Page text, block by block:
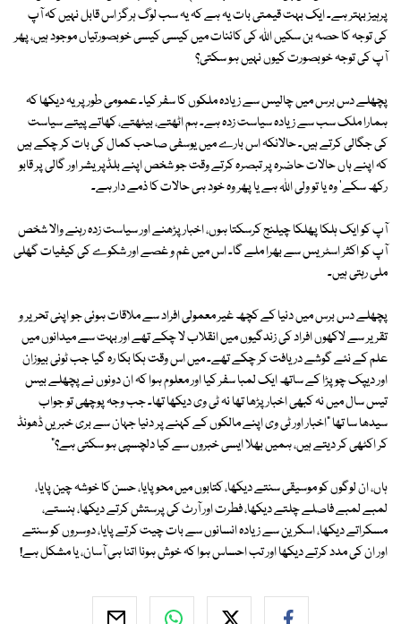
پرہیز بہتر ہے۔ ایک بہت قیمتی بات یہ ہے کہ یہ سب لوگ ہرگز اس قابل نہیں کہ آپ
کی توجہ کا حصہ بن سکیں اللہ کی کائنات میں کیسی کیسی خوبصورتیاں موجود ہیں، پھر
آپ کی توجہ خوبصورت کیوں نہیں ہو سکتی؟
پچھلے دس برس میں چالیس سے زیادہ ملکوں کا سفر کیا۔ عمومی طور پر یہ دیکھا کہ
ہمارا ملک سب سے زیادہ سیاست زدہ ہے۔ ہم اٹھتے، بیٹھتے، کھاتے پیتے سیاست
کی جگالی کرتے ہیں۔ حالانکہ اس بارے میں یوسفی صاحب کمال کی بات کر چکے ہیں
کہ اپنے ہاں حالات حاضرہ پر تبصرہ کرتے وقت جو شخص اپنے بلڈپریشر اور گالی پر قابو
رکھ سکے' وہ یا تو ولی اللہ ہے یا پھر وہ خود ہی حالات کا ذمے دار ہے۔
آپ کو ایک ہلکا پھلکا چیلنج کرسکتا ہوں، اخبار پڑھنے اور سیاست زدہ رہنے والا شخص
آپ کو اکثر اسٹریس سے بھرا ملے گا۔ اس میں غم و غصے اور شکوے کی کیفیات گھلی
ملی رہتی ہیں۔
پچھلے دس برس میں دنیا کے کچھ غیر معمولی افراد سے ملاقات ہوئی جو اپنی تحریر و
تقریر سے لاکھوں افراد کی زندگیوں میں انقلاب لا چکے تھے اور بہت سے میدانوں میں
علم کے نئے گوشے دریافت کر چکے تھے۔ میں اس وقت ہکا بکا رہ گیا جب ٹونی بیوزان
اور دیپک چوپڑا کے ساتھ ایک لمبا سفر کیا اور معلوم ہوا کہ ان دونوں نے پچھلے بیس
تیس سال میں نہ کبھی اخبار پڑھا تھا نہ ٹی وی دیکھا تھا۔ جب وجہ پوچھی تو جواب
سیدھا سا تھا "اخبار اور ٹی وی اپنے مالکوں کے کہنے پر دنیا جہان سے بری خبریں ڈھونڈ
کر اکٹھی کر دیتے ہیں، ہمیں بھلا ایسی خبروں سے کیا دلچسپی ہو سکتی ہے؟"
ہاں، ان لوگوں کو موسیقی سنتے دیکھا، کتابوں میں محو پایا، حسن کا خوشہ چین پایا،
لمبے لمبے فاصلے چلتے دیکھا، فطرت اور آرٹ کی پرستش کرتے دیکھا، ہنستے،
مسکراتے دیکھا، اسکرین سے زیادہ انسانوں سے بات چیت کرتے پایا، دوسروں کو سنتے
اور ان کی مدد کرتے دیکھا اور تب احساس ہوا کہ خوش ہونا اتنا ہی آسان، یا مشکل ہے!